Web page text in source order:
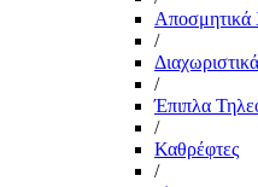
/
/
Έπιπλα
/
Καθρέφτες
/